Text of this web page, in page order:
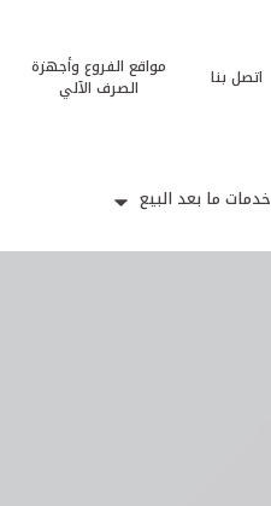
اتصل بنا
مواقع الفروع وأجهزة
الصرف الآلي
خدمات ما بعد البيع